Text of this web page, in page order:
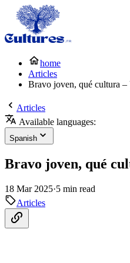
home
Articles
Bravo joven, qué cultura
Articles
Available languages:
Spanish
Bravo joven, qué
18 Mar 2025·5 min read
Articles